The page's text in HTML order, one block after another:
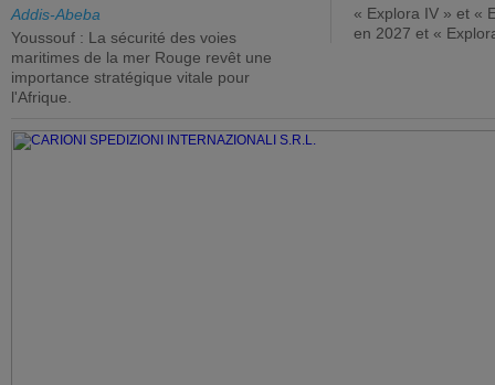
Addis-Abeba
Youssouf : La sécurité des voies
maritimes de la mer Rouge revêt une
importance stratégique vitale pour
l'Afrique.
« Explora IV » et «
en 2027 et «